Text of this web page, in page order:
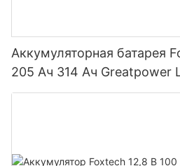
Аккумуляторная батарея
205 Ач 314 Ач Greatpower
Вт·ч IP65